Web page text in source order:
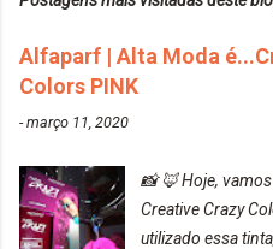
Alfaparf | Alta Moda
Colors PINK
-março 11, 2020
📸 🦊 Hoje,
Creative Crazy
utilizado essa